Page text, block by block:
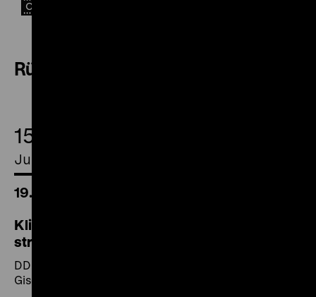
Rückblick
15.
Juni 2018
19.00 Uhr
Klinikum Buch – Gespräche in einer
strahlentherapeutischen Klinik
DDR 1985, R/T: Hans Wintgen, K: Jürgen Rudow, S:
Gisela Tammert, 158‘ · 16mm